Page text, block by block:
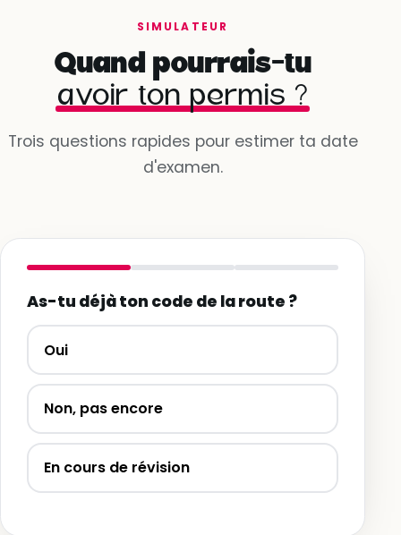
SIMULATEUR
Quand pourrais-tu
avoir ton permis ?
Trois questions rapides pour estimer ta date
d'examen.
As-tu déjà ton code de la route ?
Oui
Non, pas encore
En cours de révision